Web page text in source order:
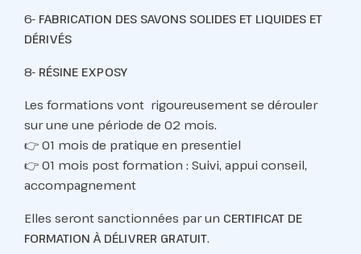
6- FABRICATION DES SAVONS SOLIDES ET LIQUIDES ET
DÉRIVÉS
8- RÉSINE EXPOSY
Les formations vont rigoureusement se dérouler
sur une une période de 02 mois.
👉 01 mois de pratique en presentiel
👉 01 mois post formation : Suivi, appui conseil,
accompagnement
Elles seront sanctionnées par un CERTIFICAT DE
FORMATION À DÉLIVRER GRATUIT.